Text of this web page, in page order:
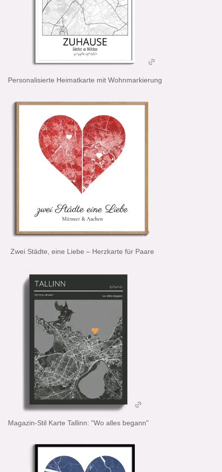
Personalisierte Heimatkarte mit Wohnmarkierung
Zwei Städte, eine Liebe – Herzkarte für Paare
Magazin-Stil Karte Tallinn: "Wo alles begann"